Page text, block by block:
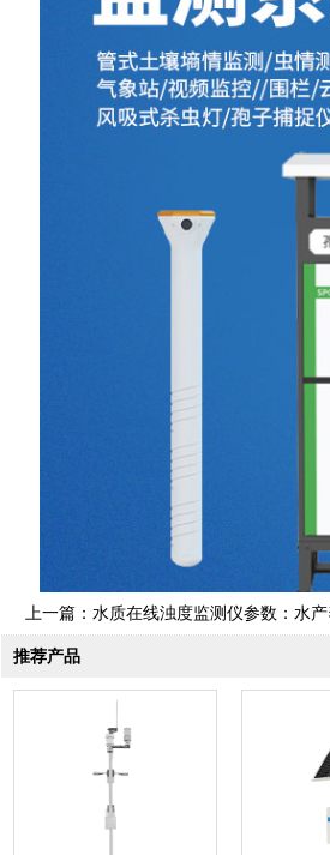
上一篇： 水质在线浊度监测仪参数：水产养殖 /
推荐产品